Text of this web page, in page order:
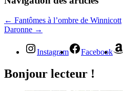
← Fantômes à l’ombre de Winnicott
Daronne →
Instagram Facebook
Bonjour lecteur !